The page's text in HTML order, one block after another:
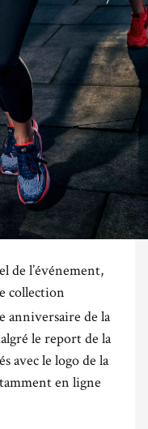
de l’événement,
collection
anniversaire de la
le report de la
avec le logo de la
en ligne